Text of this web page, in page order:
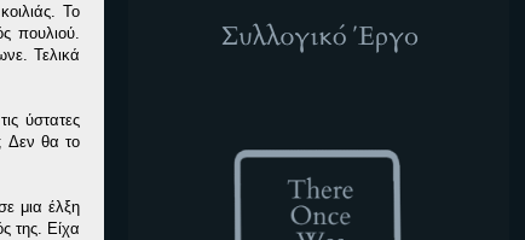
Το
πουλιού.
Τελικά
ύστατες
Δεν θα το
μια έλξη
της. Είχα